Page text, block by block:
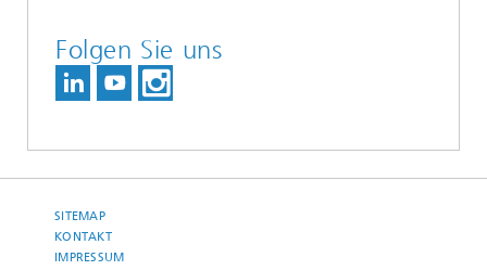
Folgen Sie uns
SITEMAP
KONTAKT
IMPRESSUM